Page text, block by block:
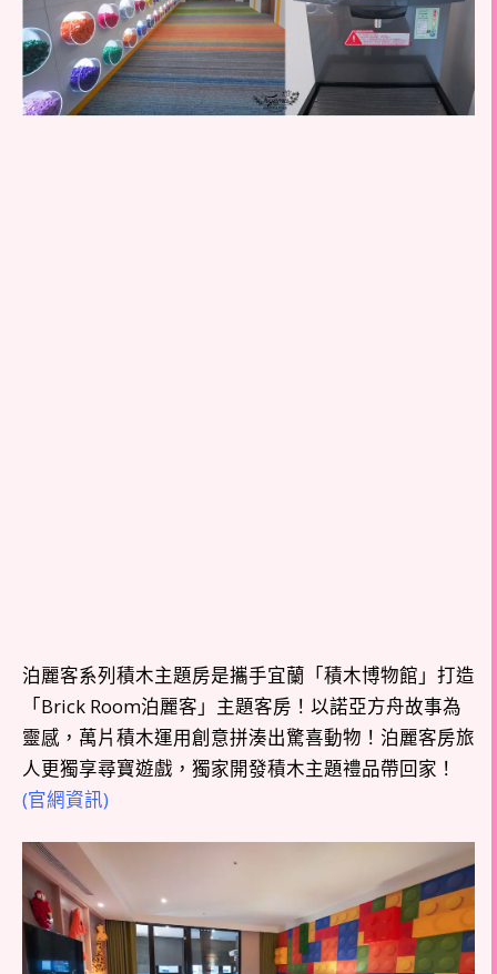
泊麗客系列積木主題房是攜手宜蘭「積木博物館」打造
「Brick Room泊麗客」主題客房！以諾亞方舟故事為
靈感，萬片積木運用創意拼湊出驚喜動物！泊麗客房旅
人更獨享尋寶遊戲，獨家開發積木主題禮品帶回家！
(官網資訊)